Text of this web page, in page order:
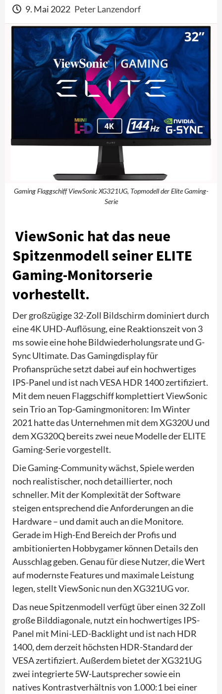
9. Mai 2022 Peter Lanzendorf
Gaming Flaggschiff ViewSonic XG321UG, Topmodell der Elite Gaming-
Serie
ViewSonic hat das neue
Spitzenmodell seiner ELITE
Gaming-Monitorserie
vorhestellt.
Der großzügige 32-Zoll Bildschirm dominiert durch
eine 4K UHD-Auflösung, eine Reaktionszeit von 3
ms sowie eine hohe Bildwiederholungsrate und G-
Sync Ultimate. Das Gamingdisplay für
Profiansprüche setzt dabei auf ein hochwertiges
IPS-Panel und ist nach VESA HDR 1400 zertifiziert.
Mit dem neuen Flaggschiff komplettiert ViewSonic
sein Trio an Top-Gamingmonitoren: Im Winter
2021 hatte das Unternehmen mit dem XG320U und
dem XG320Q bereits zwei neue Modelle der ELITE
Gaming-Serie vorgestellt.
Die Gaming-Community wächst, Spiele werden
noch realistischer, noch detaillierter, noch
schneller. Mit der Komplexität der Software
steigen entsprechend die Anforderungen an die
Hardware – und damit auch an die Monitore.
Gerade im High-End Bereich der Profis und
ambitionierten Hobbygamer können Details den
Ausschlag geben. Genau für diese Nutzer, die Wert
auf modernste Features und maximale Leistung
legen, stellt ViewSonic nun den XG321UG vor.
Das neue Spitzenmodell verfügt über einen 32 Zoll
große Bilddiagonale, nutzt ein hochwertiges IPS-
Panel mit Mini-LED-Backlight und ist nach HDR
1400, dem derzeit höchsten HDR-Standard der
VESA zertifiziert. Außerdem bietet der XG321UG
zwei integrierte 5W-Lautsprecher sowie ein
natives Kontrastverhältnis von 1.000:1 bei einer